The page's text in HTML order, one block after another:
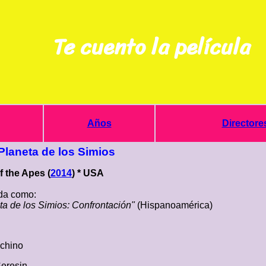
Te cuento la película
Años
de los Simios
the Apes (2014) * USA
como:
de los Simios: Confrontación"(Hispanoamérica)